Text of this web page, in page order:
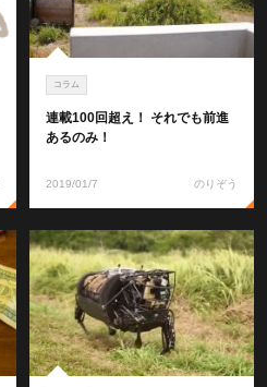
コラム
連載100回超え！ それでも前進
あるのみ！
2019/01/7 のりぞう